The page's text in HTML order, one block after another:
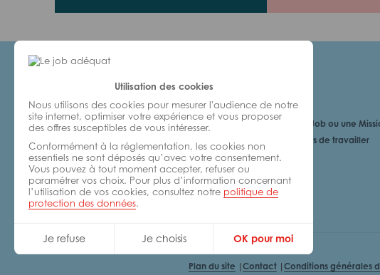
Utilisation des cookies
Nous utilisons des cookies pour mesurer l'audience de notre
site internet, optimiser votre expérience et vous proposer
des offres susceptibles de vous intéresser.
Conformément à la réglementation, les cookies non
essentiels ne sont déposés qu’avec votre consentement.
Vous pouvez à tout moment accepter, refuser ou
paramétrer vos choix. Pour plus d’information concernant
l’utilisation de vos cookies, consultez notre politique de
protection des données.
Je refuse Je choisis OK pour moi
Je cherche un Job ou une
6 bonnes raisons de travailler
avec nous
Plan du site
Contact Conditions générales